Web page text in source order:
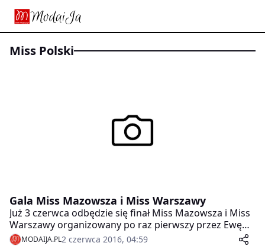
Miss Polski
Gala Miss Mazowsza i Miss Warszawy
Już 3 czerwca odbędzie się finał Miss Mazowsza i Miss
Warszawy organizowany po raz pierwszy przez Ewę
Mielnicką, Miss Polski 2014.
MODAIJA.PL2 czerwca 2016, 04:59